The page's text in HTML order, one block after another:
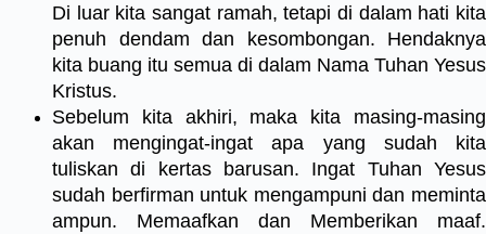
Di luar kita sangat ramah, tetapi di dalam hati kita
penuh dendam dan kesombongan. Hendaknya
kita buang itu semua di dalam Nama Tuhan Yesus
Kristus.
Sebelum kita akhiri, maka kita masing-masing
akan mengingat-ingat apa yang sudah kita
tuliskan di kertas barusan. Ingat Tuhan Yesus
sudah berfirman untuk mengampuni dan meminta
ampun. Memaafkan dan Memberikan maaf.